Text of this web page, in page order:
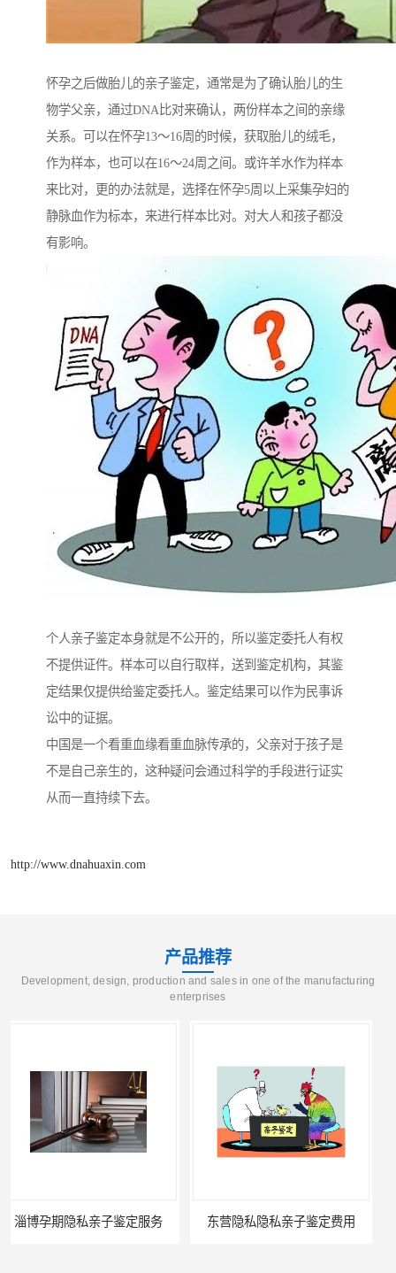
怀孕之后做胎儿的亲子鉴定，通常是为了确认胎儿的生
物学父亲，通过DNA比对来确认，两份样本之间的亲缘
关系。可以在怀孕13～16周的时候，获取胎儿的绒毛，
作为样本，也可以在16～24周之间。或许羊水作为样本
来比对，更的办法就是，选择在怀孕5周以上采集孕妇的
静脉血作为标本，来进行样本比对。对大人和孩子都没
有影响。
个人亲子鉴定本身就是不公开的，所以鉴定委托人有权
不提供证件。样本可以自行取样，送到鉴定机构，其鉴
定结果仅提供给鉴定委托人。鉴定结果可以作为民事诉
讼中的证据。
中国是一个看重血缘看重血脉传承的，父亲对于孩子是
不是自己亲生的，这种疑问会通过科学的手段进行证实
从而一直持续下去。
http://www.dnahuaxin.com
产品推荐
Development, design, production and sales in one of the manufacturing
enterprises
东营隐私隐私亲子鉴定费用 滨州无创隐私亲子鉴定费用